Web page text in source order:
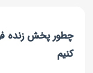
چطور پخش زنده
کنیم